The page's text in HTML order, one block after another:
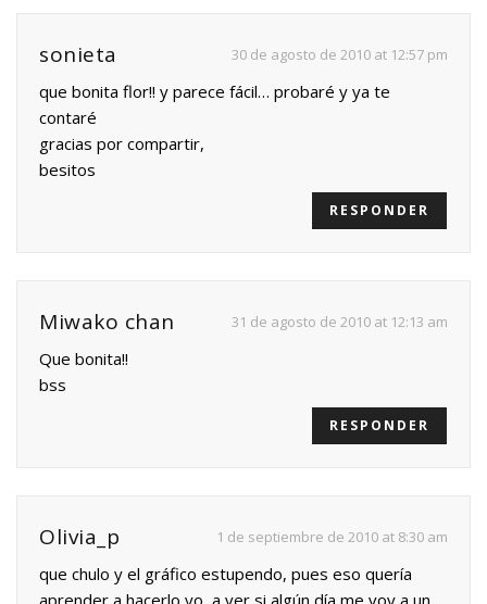
sonieta 30 de agosto de 2010 at 12:57 pm
que bonita flor!! y parece fácil… probaré y ya te
contaré
gracias por compartir,
besitos
RESPONDER
Miwako chan 31 de agosto de 2010 at 12:13 am
Que bonita!!
bss
RESPONDER
Olivia_p 1 de septiembre de 2010 at 8:30 am
que chulo y el gráfico estupendo, pues eso quería
aprender a hacerlo yo, a ver si algún día me voy a un